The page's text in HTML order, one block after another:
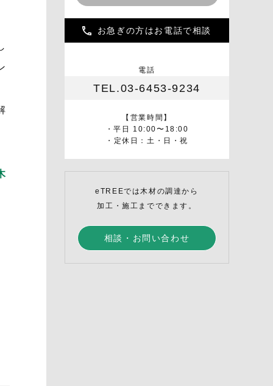
お急ぎの方はお電話で相談
電話
TEL.03-6453-9234
【営業時間】
・平日 10:00〜18:00
・定休日：土・日・祝
eTREEでは木材の調達から
加工・施工までできます。
相談・お問い合わせ